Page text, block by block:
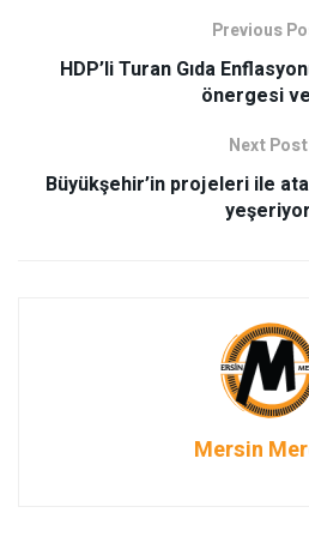
Previous
HDP’li Turan Gıda
önergesi
Next Post
Büyükşehir’in projeleri ile
yeşeriyor
Mersin